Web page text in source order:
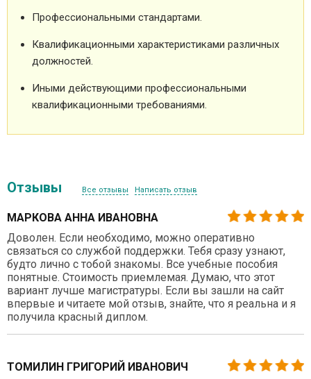
Профессиональными стандартами.
Квалификационными характеристиками различных
должностей.
Иными действующими профессиональными
квалификационными требованиями.
Отзывы Все отзывы Написать отзыв
МАРКОВА АННА ИВАНОВНА
Доволен. Если необходимо, можно оперативно
связаться со службой поддержки. Тебя сразу узнают,
будто лично с тобой знакомы. Все учебные пособия
понятные. Стоимость приемлемая. Думаю, что этот
вариант лучше магистратуры. Если вы зашли на сайт
впервые и читаете мой отзыв, знайте, что я реальна и я
получила красный диплом.
ТОМИЛИН ГРИГОРИЙ ИВАНОВИЧ